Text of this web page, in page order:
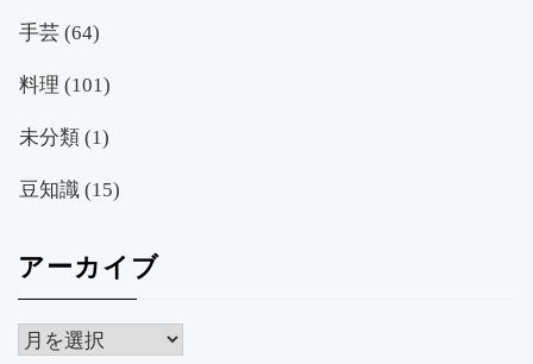
手芸 (64)
料理 (101)
未分類 (1)
豆知識 (15)
アーカイブ
ア